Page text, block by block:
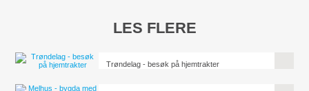
LES FLERE
Trøndelag - besøk på hjemtrakter